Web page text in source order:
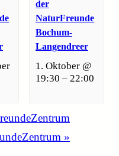
der
NaturFreunde
Bochum-
Langendreer
1. Oktober @
19:30 – 22:00
»